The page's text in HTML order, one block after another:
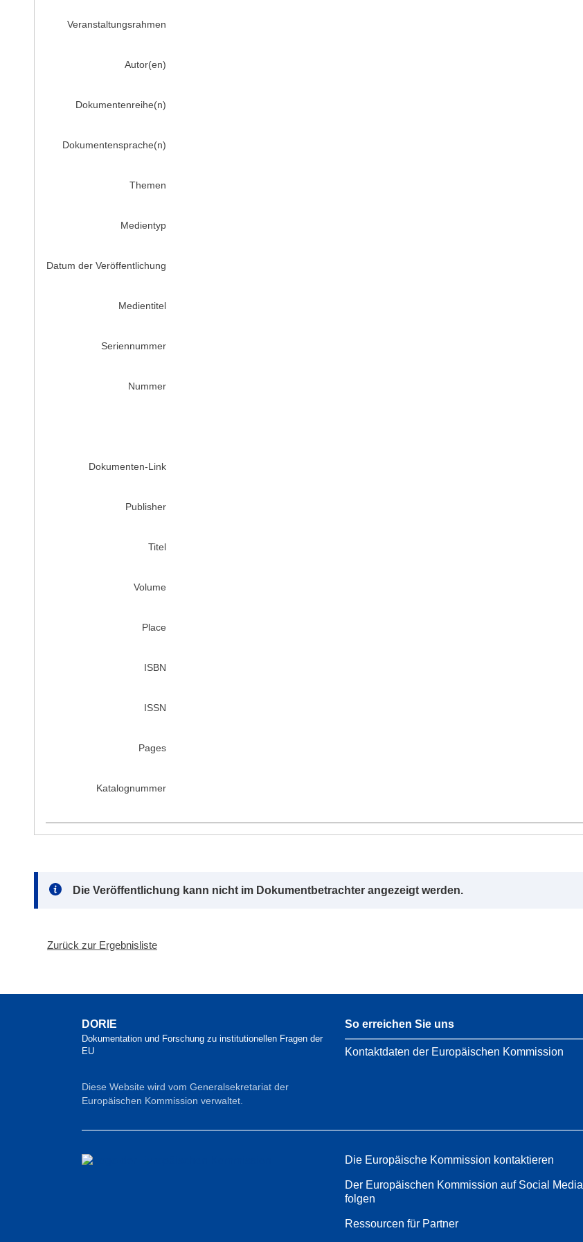
Veranstaltungsrahmen
Autor(en)
Dokumentenreihe(n)
Dokumentensprache(n)
Themen
Medientyp
Datum der Veröffentlichung
Medientitel
Seriennummer
Nummer
Dokumenten-Link
Publisher
Titel
Volume
Place
ISBN
ISSN
Pages
Katalognummer
Note:
Die Veröffentlichung kann nicht im Dokumentbetrachter angezeigt werden.
Zurück zur Ergebnisliste
DORIE
Dokumentation und Forschung zu institutionellen Fragen der
EU
Diese Website wird vom Generalsekretariat der
Europäischen Kommission verwaltet.
So erreichen Sie uns
Kontaktdaten der Europäischen Kommission
Die Europäische Kommission kontaktieren
Der Europäischen Kommission auf Social Media
folgen
Ressourcen für Partner